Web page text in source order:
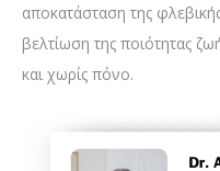
αποκατάσταση της
βελτίωση της ποιότητας
και χωρίς πόνο.